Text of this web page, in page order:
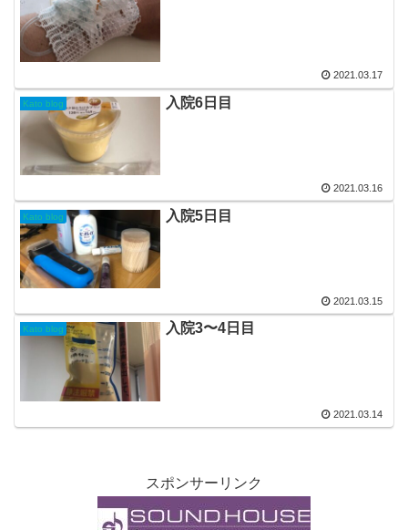
2021.03.17
Kato blog 入院6日目
2021.03.16
Kato blog 入院5日目
2021.03.15
Kato blog 入院3〜4日目
2021.03.14
スポンサーリンク